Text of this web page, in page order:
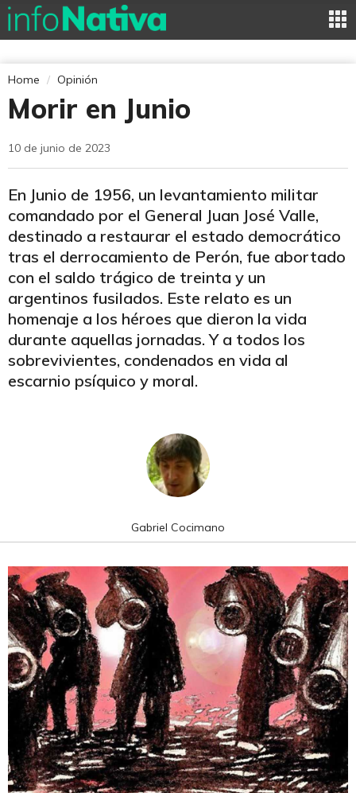
Home Opinión
Morir en Junio
10 de junio de 2023
En Junio de 1956, un levantamiento militar
comandado por el General Juan José Valle,
destinado a restaurar el estado democrático
tras el derrocamiento de Perón, fue abortado
con el saldo trágico de treinta y un
argentinos fusilados. Este relato es un
homenaje a los héroes que dieron la vida
durante aquellas jornadas. Y a todos los
sobrevivientes, condenados en vida al
escarnio psíquico y moral.
Gabriel Cocimano